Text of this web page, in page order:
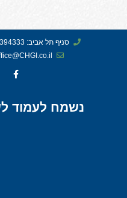
סניף תל אביב: 03-6394333
נשמח לעמוד